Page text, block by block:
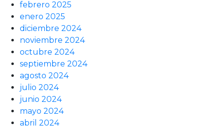
febrero 2025
enero 2025
diciembre 2024
noviembre 2024
octubre 2024
septiembre 2024
agosto 2024
julio 2024
junio 2024
mayo 2024
abril 2024